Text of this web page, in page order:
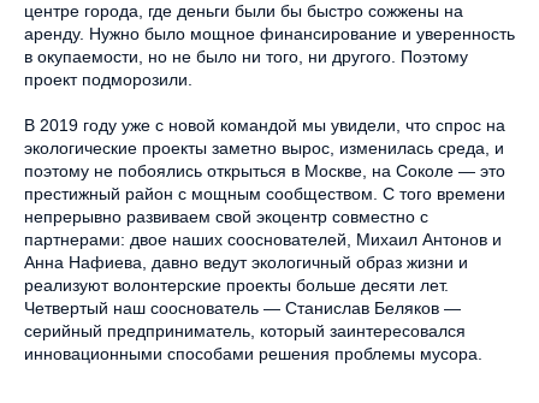
центре города, где деньги были бы быстро сожжены на
аренду. Нужно было мощное финансирование и уверенность
в окупаемости, но не было ни того, ни другого. Поэтому
проект подморозили.
В 2019 году уже с новой командой мы увидели, что спрос на
экологические проекты заметно вырос, изменилась среда, и
поэтому не побоялись открыться в Москве, на Соколе — это
престижный район с мощным сообществом. С того времени
непрерывно развиваем свой экоцентр совместно с
партнерами: двое наших сооснователей, Михаил Антонов и
Анна Нафиева, давно ведут экологичный образ жизни и
реализуют волонтерские проекты больше десяти лет.
Четвертый наш сооснователь — Станислав Беляков —
серийный предприниматель, который заинтересовался
инновационными способами решения проблемы мусора.